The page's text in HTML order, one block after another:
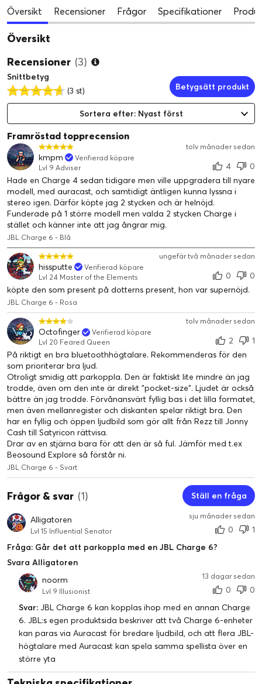
Översikt Recensioner Frågor Specifikationer
Översikt
Recensioner (3)
Snittbetyg
(3 st)
Betygsätt produkt
Sortera efter: Nyast först
Framröstad topprecension
tolv månader sedan
kmpm
Verifierad köpare
Lvl 9 Adviser
4
0
Hade en Charge 4 sedan tidigare men ville uppgradera till nyare
modell, med auracast, och samtidigt äntligen kunna lyssna i
stereo igen. Därför köpte jag 2 stycken och är helnöjd.
Funderade på 1 större modell men valda 2 stycken Charge i
stället och känner inte att jag ångrar mig.
JBL Charge 6 - Blå
ungefär två månader sedan
hissputte
Verifierad köpare
Lvl 24 Master of the Elements
0
0
köpte den som present på dotterns present, hon var supernöjd.
JBL Charge 6 - Rosa
tolv månader sedan
Octofinger
Verifierad köpare
Lvl 20 Feared Queen
2
1
På riktigt en bra bluetoothhögtalare. Rekommenderas för den
som prioriterar bra ljud.
Otroligt smidig att parkoppla. Den är faktiskt lite mindre än jag
trodde, även om den inte är direkt "pocket-size". Ljudet är också
bättre än jag trodde. Förvånansvärt fyllig bas i det lilla formatet,
men även mellanregister och diskanten spelar riktigt bra. Den
har en fyllig och öppen ljudbild som gör allt från Rezz till Jonny
Cash till Satyricon rättvisa.
Drar av en stjärna bara för att den är så ful. Jämför med t.ex
Beosound Explore så förstår ni.
JBL Charge 6 - Svart
Frågor & svar (1) Ställ en fråga
Alligatoren
Lvl 15 Influential Senator
sju månader sedan
0
1
Fråga: Går det att parkoppla med en JBL Charge 6?
Svara Alligatoren
noorm
Lvl 9 Illusionist
13 dagar sedan
0
0
Svar: JBL Charge 6 kan kopplas ihop med en annan Charge
6. JBL:s egen produktsida beskriver att två Charge 6-enheter
kan paras via Auracast för bredare ljudbild, och att flera JBL-
högtalare med Auracast kan spela samma spellista över en
större yta